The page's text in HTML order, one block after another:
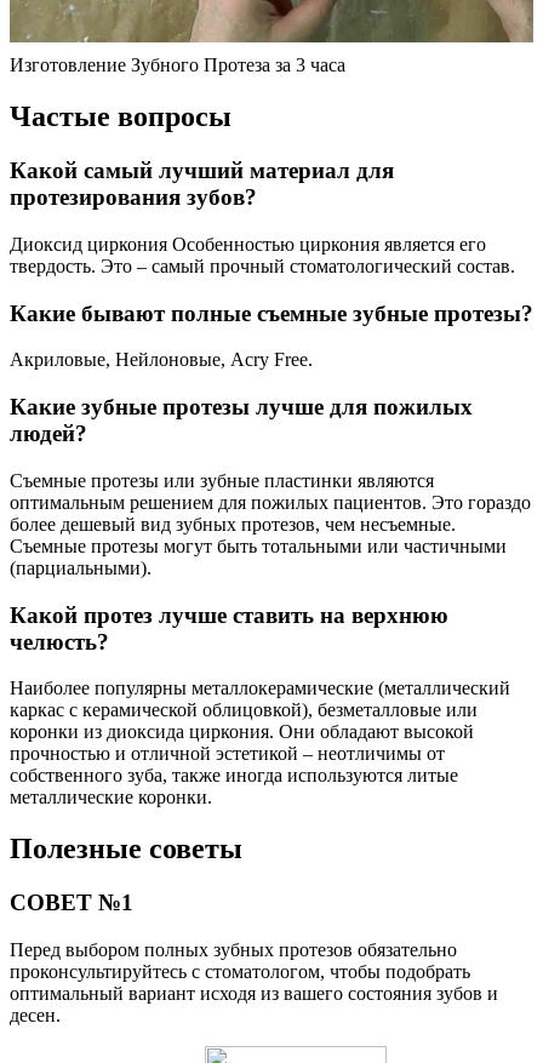
Изготовление Зубного Протеза за 3 часа
Частые вопросы
Какой самый лучший материал для
протезирования зубов?
Диоксид циркония Особенностью циркония является его
твердость. Это – самый прочный стоматологический состав.
Какие бывают полные съемные зубные протезы?
Акриловые, Нейлоновые, Acry Free.
Какие зубные протезы лучше для пожилых
людей?
Съемные протезы или зубные пластинки являются
оптимальным решением для пожилых пациентов. Это гораздо
более дешевый вид зубных протезов, чем несъемные.
Съемные протезы могут быть тотальными или частичными
(парциальными).
Какой протез лучше ставить на верхнюю
челюсть?
Наиболее популярны металлокерамические (металлический
каркас с керамической облицовкой), безметалловые или
коронки из диоксида циркония. Они обладают высокой
прочностью и отличной эстетикой – неотличимы от
собственного зуба, также иногда используются литые
металлические коронки.
Полезные советы
СОВЕТ №1
Перед выбором полных зубных протезов обязательно
проконсультируйтесь с стоматологом, чтобы подобрать
оптимальный вариант исходя из вашего состояния зубов и
десен.